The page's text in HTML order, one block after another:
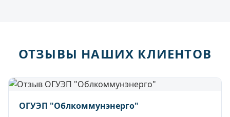
ОТЗЫВЫ НАШИХ КЛИЕНТОВ
ОГУЭП "Облкоммунэнерго"